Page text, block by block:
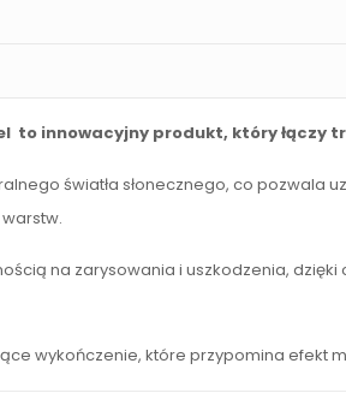
to innowacyjny produkt, który łączy
światła słonecznego, co
na zarysowania i uszkodzenia,
wykończenie, które przypomina efekt